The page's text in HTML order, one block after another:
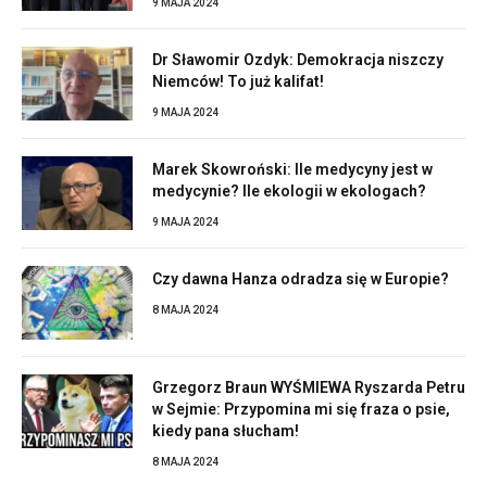
9 MAJA 2024
Dr Sławomir Ozdyk: Demokracja niszczy
Niemców! To już kalifat!
9 MAJA 2024
Marek Skowroński: Ile medycyny jest w
medycynie? Ile ekologii w ekologach?
9 MAJA 2024
Czy dawna Hanza odradza się w Europie?
8 MAJA 2024
Grzegorz Braun WYŚMIEWA Ryszarda Petru
w Sejmie: Przypomina mi się fraza o psie,
kiedy pana słucham!
8 MAJA 2024